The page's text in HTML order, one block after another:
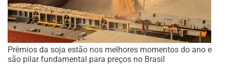
Prêmios da soja estão nos melhores momentos do ano e
são pilar fundamental para preços no Brasil